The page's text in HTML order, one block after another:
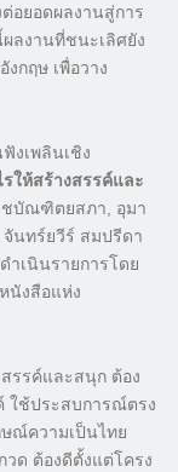
อยอดผลงานสู่การ
ลงานที่ชนะเลิศยัง
กฤษ เพื่อวาง
งเพลินเชิง
ให้สร้างสรรค์และ
ชบัณฑิตยสภา, อุมา
นทร์ยวีร์ สมปรีดา
ำเนินรายการโดย
นังสือแห่ง
รรค์และสนุก ต้อง
ใช้ประสบการณ์ตรง
ษณ์ความเป็นไทย
ด ต้องดีตั้งแต่โครง